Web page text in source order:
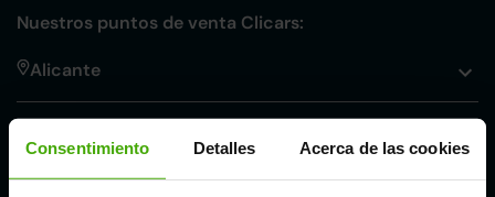
Consentimiento Detalles Acerca de las cookies
Nuestros puntos de venta Clicars:
Alicante
Córdoba